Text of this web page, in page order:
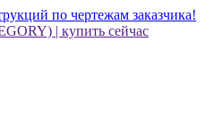
по чертежам заказчика!
| купить сейчас